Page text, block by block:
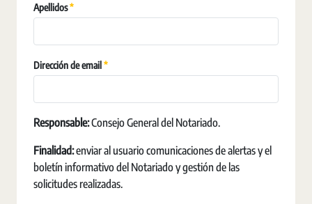
Apellidos Obligatori
Dirección de email Obligatori
Responsable:Consejo General del Notariado.
Finalidad:enviar al usuario comunicaciones de alertas y el
boletín informativo del Notariado y gestión de las
solicitudes realizadas.